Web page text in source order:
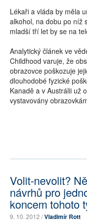
Lékaři a vláda by měla
alkohol, na dobu po níž
mladší tří let by se na
Analytický článek ve
Childhood varuje, že
obrazovce poškozuje
dlouhodobé fyzické
Kanadě a v Austrálii už
vystavovány
Volit-nevolit?
návrhů pro
koncem tohoto
9. 10. 2012 /Vladimír Rott